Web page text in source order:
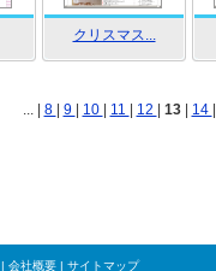
クリスマス...
... | 8 9 10 11 12 13 14
| 会社概要 | サイトマップ